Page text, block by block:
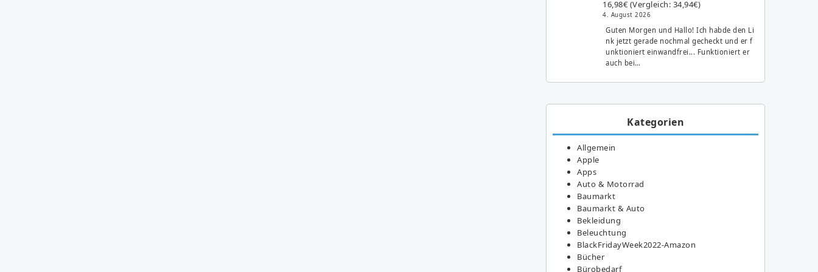
16,98€ (Vergleich: 34,94€)
4. August 2026
Guten Morgen und Hallo! Ich habde den Li
nk jetzt gerade nochmal gecheckt und er f
unktioniert einwandfrei... Funktioniert er
auch bei…
Kategorien
Allgemein
Apple
Apps
Auto & Motorrad
Baumarkt
Baumarkt & Auto
Bekleidung
Beleuchtung
BlackFridayWeek2022-Amazon
Bücher
Bürobedarf